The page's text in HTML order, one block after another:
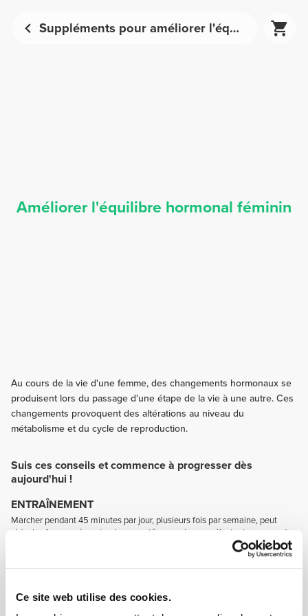
Ce site web utilise des cookies.
Suppléments pour améliorer l'équilibre hormonal féminin | Prozis
Améliorer l'équilibre hormonal féminin
Au cours de la vie d'une femme, des changements hormonaux se
produisent lors du passage d'une étape de la vie à une autre. Ces
changements provoquent des altérations au niveau du
métabolisme et du cycle de reproduction.
Suis ces conseils et commence à progresser dès
aujourd'hui !
ENTRAÎNEMENT
Marcher pendant 45 minutes par jour, plusieurs fois par semaine, peut
aider les femmes à contrer les symptômes qui se manifestent au cours de
la ménopause, tout en contribuant à une meilleure santé en général.
légumes, des aliments contenant de l'oméga-3, du calcium, de la vitamine
D, du magnésium et du zinc. Cela t'aidera à maîtriser les symptômes lors